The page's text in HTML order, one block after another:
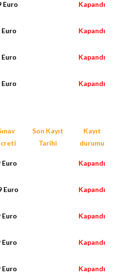
Euro Kapandı
Euro Kapandı
Euro Kapandı
Euro Kapandı
Son Kayıt
Tarihi
Kayıt
durumu
Euro Kapandı
Euro Kapandı
Euro Kapandı
Euro Kapandı
Euro Kapandı